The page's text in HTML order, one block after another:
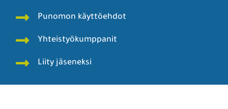
Punomon käyttöehdot
Yhteistyökumppanit
Liity jäseneksi